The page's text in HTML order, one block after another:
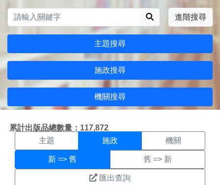
進階搜尋
主題搜尋
施政搜尋
機關搜尋
累計出版品總數量：117,872
施政搜尋結果頁面
主題 施政 機關
新 => 舊 舊 => 新
匯出查詢